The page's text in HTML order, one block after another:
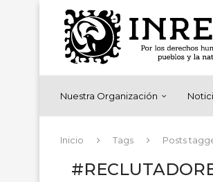
Nuestra Organización
Inicio Tags Posts